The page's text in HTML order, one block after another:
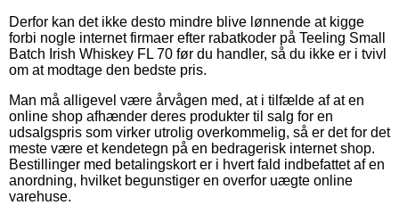
Derfor kan det ikke desto mindre blive lønnende at kigge
forbi nogle internet firmaer efter rabatkoder på Teeling Small
Batch Irish Whiskey FL 70 før du handler, så du ikke er i tvivl
om at modtage den bedste pris.
Man må alligevel være årvågen med, at i tilfælde af at en
online shop afhænder deres produkter til salg for en
udsalgspris som virker utrolig overkommelig, så er det for det
meste være et kendetegn på en bedragerisk internet shop.
Bestillinger med betalingskort er i hvert fald indbefattet af en
anordning, hvilket begunstiger en overfor uægte online
varehuse.